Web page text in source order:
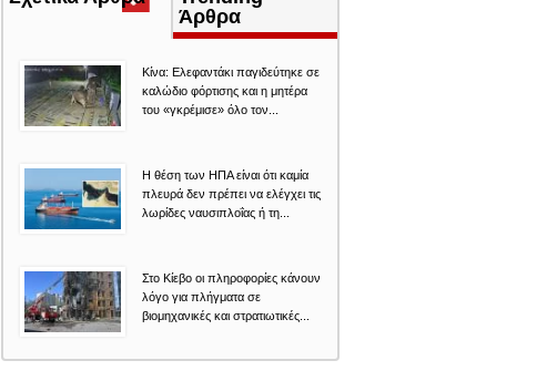
καρτέλα)
Άρθρα
Κίνα: Ελεφαντάκι παγιδεύτηκε σε
καλώδιο φόρτισης και η μητέρα
του «γκρέμισε» όλο τον...
Η θέση των ΗΠΑ είναι ότι καμία
πλευρά δεν πρέπει να ελέγχει τις
λωρίδες ναυσιπλοΐας ή τη...
Στο Κίεβο οι πληροφορίες κάνουν
λόγο για πλήγματα σε
βιομηχανικές και στρατιωτικές...